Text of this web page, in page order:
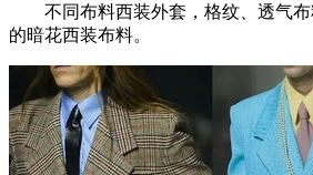
不同布料西装外套，格纹、透气布
的暗花西装布料。